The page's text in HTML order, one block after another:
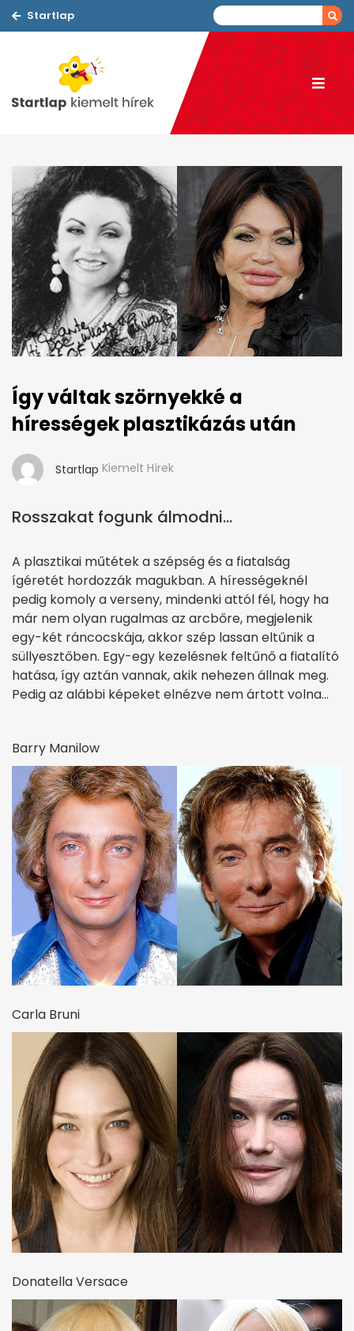
Startlap
Így váltak szörnyekké a
hírességek plasztikázás után
Startlap Kiemelt Hírek
Rosszakat fogunk álmodni...
A plasztikai műtétek a szépség és a fiatalság
ígéretét hordozzák magukban. A hírességeknél
pedig komoly a verseny, mindenki attól fél, hogy ha
már nem olyan rugalmas az arcbőre, megjelenik
egy-két ráncocskája, akkor szép lassan eltűnik a
süllyesztőben. Egy-egy kezelésnek feltűnő a fiatalító
hatása, így aztán vannak, akik nehezen állnak meg.
Pedig az alábbi képeket elnézve nem ártott volna…
Barry Manilow
Carla Bruni
Donatella Versace